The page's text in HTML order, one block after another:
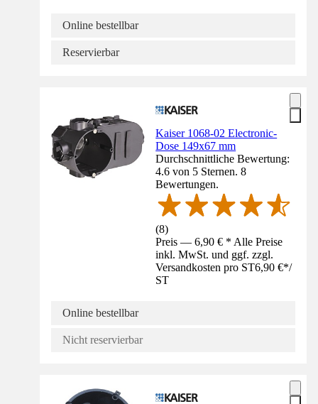
Online bestellbar
Reservierbar
Kaiser 1068-02 Electronic-
Dose 149x67 mm
Durchschnittliche Bewertung:
4.6 von 5 Sternen. 8
Bewertungen.
(8)
Preis — 6,90 € * Alle Preise
inkl. MwSt. und ggf. zzgl.
Versandkosten pro ST6,90 €*/
ST
Online bestellbar
Nicht reservierbar